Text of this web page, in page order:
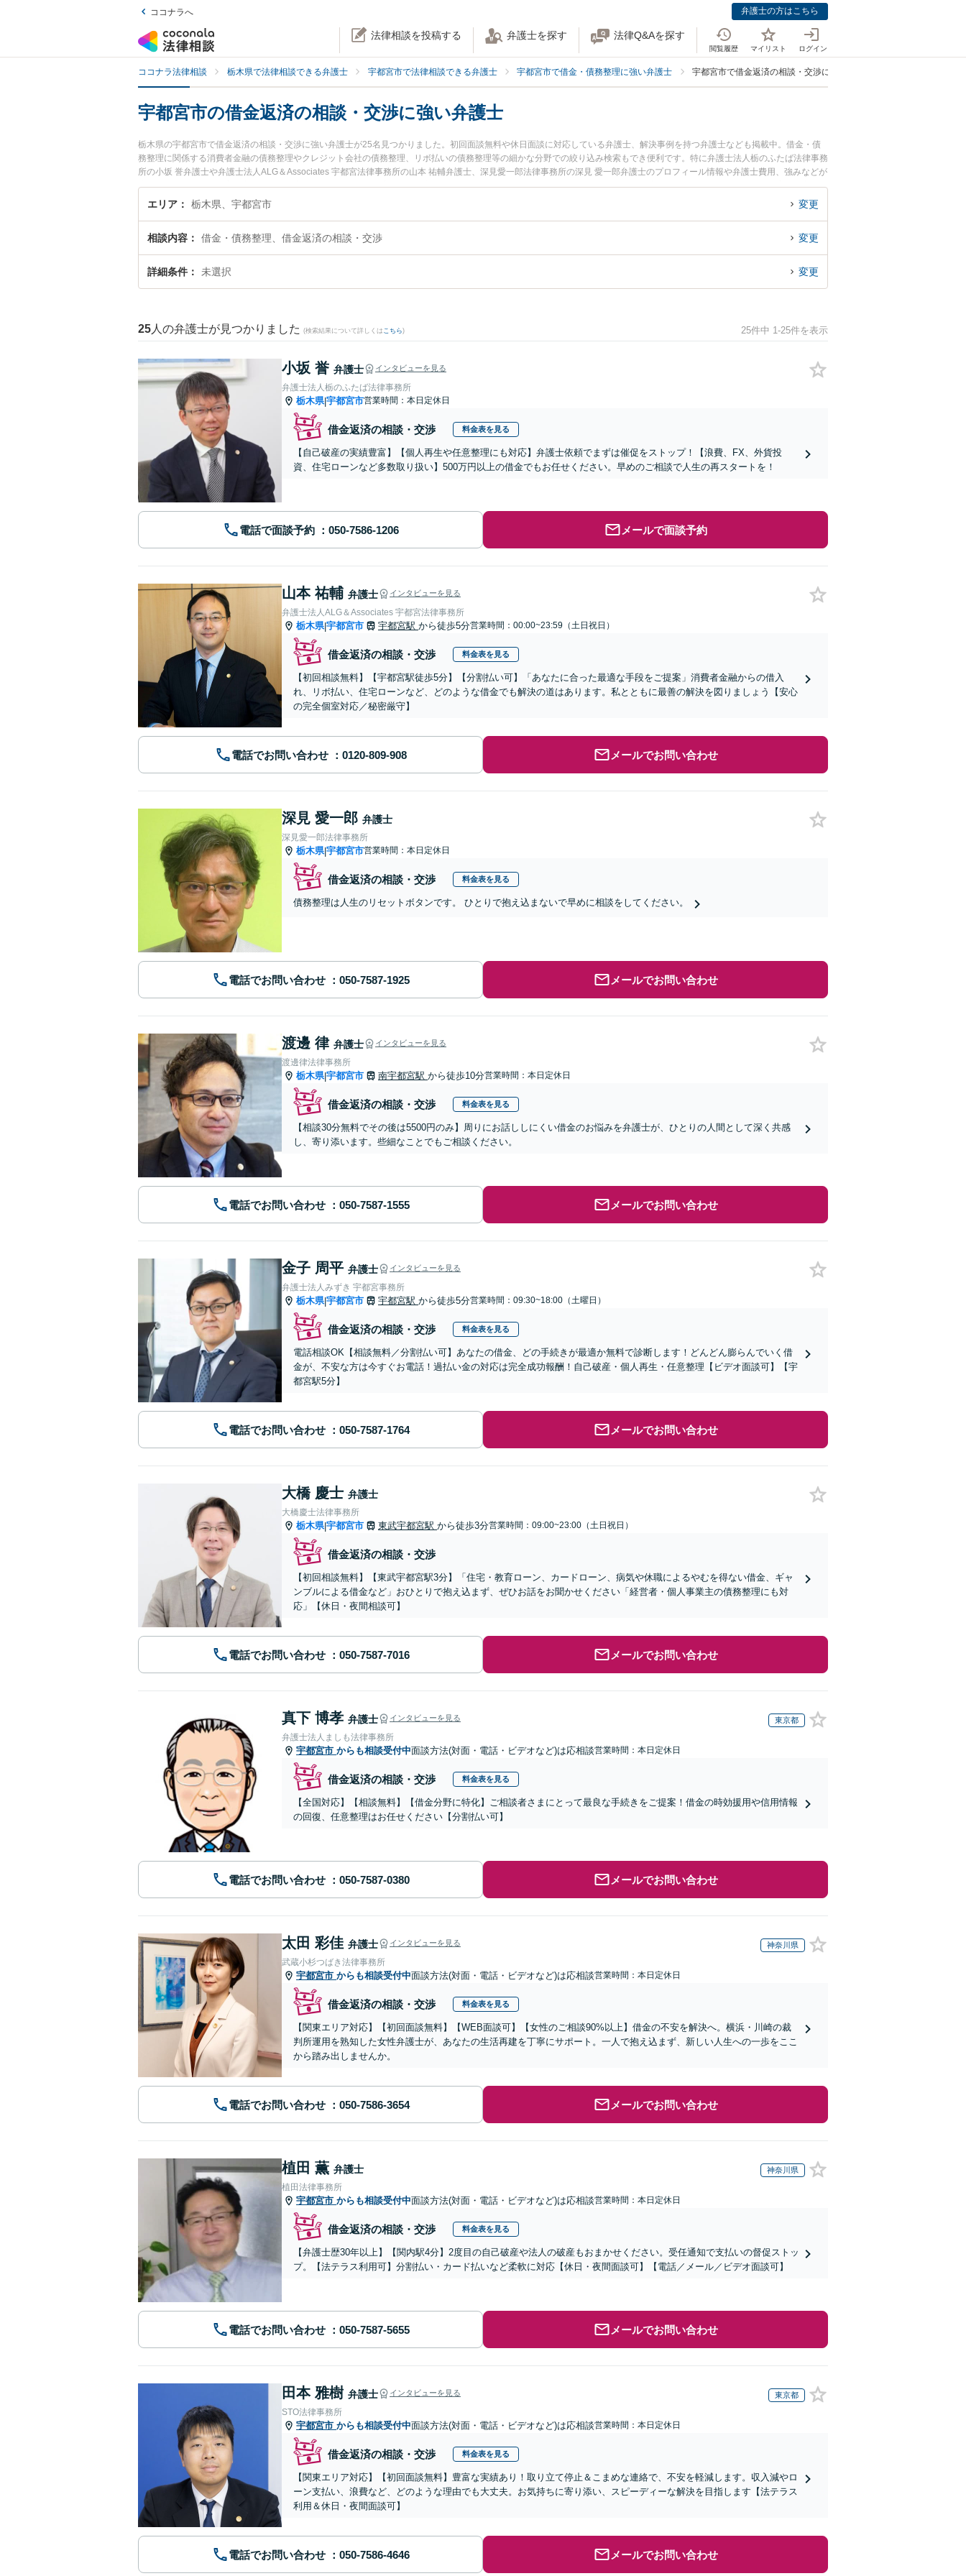
ココナラへ 弁護士の方はこちら
法律相談を投稿する 弁護士を探す 法律Q&Aを探す
閲覧履歴 マイリスト ログイン
ココナラ法律相談 栃木県で法律相談できる弁護士 宇都宮市で法律相談できる弁護士 宇都宮市で借金・債務整理に強い弁護士 宇都宮市で借金返済の相談・交渉に強い弁護士
宇都宮市の借金返済の相談・交渉に強い弁護士
栃木県の宇都宮市で借金返済の相談・交渉に強い弁護士が25名見つかりました。初回面談無料や休日面談に対応している弁護士、解決事例を持つ弁護士なども掲載中。借金・債
務整理に関係する消費者金融の債務整理やクレジット会社の債務整理、リボ払いの債務整理等の細かな分野での絞り込み検索もでき便利です。特に弁護士法人栃のふたば法律事務
所の小坂 誉弁護士や弁護士法人ALG＆Associates 宇都宮法律事務所の山本 祐輔弁護士、深見愛一郎法律事務所の深見 愛一郎弁護士のプロフィール情報や弁護士費用、強みなどが
注目されています。『宇都宮市で土日や夜間に発生した借金返済の相談・交渉のトラブルを今すぐに弁護士に相談したい』『借金返済の相談・交渉のトラブル解決の実績豊富な近
くの弁護士を検索したい』『初回相談無料で借金返済の相談・交渉を法律相談できる宇都宮市内の弁護士に相談予約したい』などでお困りの相談者さんにおすすめです。
エリア 栃木県、宇都宮市 変更
相談内容 借金・債務整理、借金返済の相談・交渉 変更
詳細条件 未選択 変更
25 人の弁護士が見つかりました (検索結果について詳しくは こちら) 25件中 1-25件を表示
小坂 誉 弁護士 インタビューを見る
弁護士法人栃のふたば法律事務所
栃木県|宇都宮市営業時間：本日定休日
借金返済の相談・交渉 料金表を見る
【自己破産の実績豊富】【個人再生や任意整理にも対応】弁護士依頼でまずは催促をストップ！【浪費、FX、外貨投
資、住宅ローンなど多数取り扱い】500万円以上の借金でもお任せください。早めのご相談で人生の再スタートを！
電話で面談予約 メールで面談予約
山本 祐輔 弁護士 インタビューを見る
弁護士法人ALG＆Associates 宇都宮法律事務所
栃木県|宇都宮市 宇都宮駅 から徒歩5分営業時間：00:00~23:59（土日祝日）
借金返済の相談・交渉 料金表を見る
【初回相談無料】【宇都宮駅徒歩5分】【分割払い可】「あなたに合った最適な手段をご提案」消費者金融からの借入
れ、リボ払い、住宅ローンなど、どのような借金でも解決の道はあります。私とともに最善の解決を図りましょう【安心
の完全個室対応／秘密厳守】
電話でお問い合わせ メールでお問い合わせ
深見 愛一郎 弁護士
深見愛一郎法律事務所
栃木県|宇都宮市営業時間：本日定休日
借金返済の相談・交渉 料金表を見る
債務整理は人生のリセットボタンです。 ひとりで抱え込まないで早めに相談をしてください。
電話でお問い合わせ メールでお問い合わせ
渡邊 律 弁護士 インタビューを見る
渡邊律法律事務所
栃木県|宇都宮市 南宇都宮駅 から徒歩10分営業時間：本日定休日
借金返済の相談・交渉 料金表を見る
【相談30分無料でその後は5500円のみ】周りにお話ししにくい借金のお悩みを弁護士が、ひとりの人間として深く共感
し、寄り添います。些細なことでもご相談ください。
電話でお問い合わせ メールでお問い合わせ
金子 周平 弁護士 インタビューを見る
弁護士法人みずき 宇都宮事務所
栃木県|宇都宮市 宇都宮駅 から徒歩5分営業時間：09:30~18:00（土曜日）
借金返済の相談・交渉 料金表を見る
電話相談OK【相談無料／分割払い可】あなたの借金、どの手続きが最適か無料で診断します！どんどん膨らんでいく借
金が、不安な方は今すぐお電話！過払い金の対応は完全成功報酬！自己破産・個人再生・任意整理【ビデオ面談可】【宇
都宮駅5分】
電話でお問い合わせ メールでお問い合わせ
大橋 慶士 弁護士
大橋慶士法律事務所
栃木県|宇都宮市 東武宇都宮駅 から徒歩3分営業時間：09:00~23:00（土日祝日）
借金返済の相談・交渉
【初回相談無料】【東武宇都宮駅3分】「住宅・教育ローン、カードローン、病気や休職によるやむを得ない借金、ギャ
ンブルによる借金など」おひとりで抱え込まず、ぜひお話をお聞かせください「経営者・個人事業主の債務整理にも対
応」【休日・夜間相談可】
電話でお問い合わせ メールでお問い合わせ
真下 博孝 弁護士 インタビューを見る 東京都
弁護士法人ましも法律事務所
宇都宮市 からも相談受付中面談方法(対面・電話・ビデオなど)は応相談営業時間：本日定休日
借金返済の相談・交渉 料金表を見る
【全国対応】【相談無料】【借金分野に特化】ご相談者さまにとって最良な手続きをご提案！借金の時効援用や信用情報
の回復、任意整理はお任せください【分割払い可】
電話でお問い合わせ メールでお問い合わせ
太田 彩佳 弁護士 インタビューを見る 神奈川県
武蔵小杉つばき法律事務所
宇都宮市 からも相談受付中面談方法(対面・電話・ビデオなど)は応相談営業時間：本日定休日
借金返済の相談・交渉 料金表を見る
【関東エリア対応】【初回面談無料】【WEB面談可】【女性のご相談90%以上】借金の不安を解決へ。横浜・川崎の裁
判所運用を熟知した女性弁護士が、あなたの生活再建を丁寧にサポート。一人で抱え込まず、新しい人生への一歩をここ
から踏み出しませんか。
電話でお問い合わせ メールでお問い合わせ
植田 薫 弁護士 神奈川県
植田法律事務所
宇都宮市 からも相談受付中面談方法(対面・電話・ビデオなど)は応相談営業時間：本日定休日
借金返済の相談・交渉 料金表を見る
【弁護士歴30年以上】【関内駅4分】2度目の自己破産や法人の破産もおまかせください。受任通知で支払いの督促ストッ
プ。【法テラス利用可】分割払い・カード払いなど柔軟に対応【休日・夜間面談可】【電話／メール／ビデオ面談可】
電話でお問い合わせ メールでお問い合わせ
田本 雅樹 弁護士 インタビューを見る 東京都
STO法律事務所
宇都宮市 からも相談受付中面談方法(対面・電話・ビデオなど)は応相談営業時間：本日定休日
借金返済の相談・交渉 料金表を見る
【関東エリア対応】【初回面談無料】豊富な実績あり！取り立て停止＆こまめな連絡で、不安を軽減します。収入減やロ
ーン支払い、浪費など、どのような理由でも大丈夫。お気持ちに寄り添い、スピーディーな解決を目指します【法テラス
利用＆休日・夜間面談可】
電話でお問い合わせ メールでお問い合わせ